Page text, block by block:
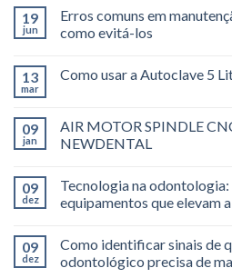
19
jun
Erros comuns em
como evitá-los
13
mar
Como usar a Autoclave 5
09
jan
AIR MOTOR SPINDLE
NEWDENTAL
09
dez
Tecnologia na
equipamentos que elevam
09
dez
Como identificar sinais de
odontológico precisa de